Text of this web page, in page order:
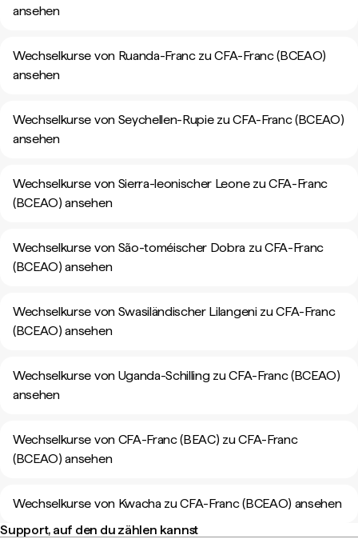
ansehen
Wechselkurse von Ruanda-Franc zu CFA-Franc (BCEAO)
ansehen
Wechselkurse von Seychellen-Rupie zu CFA-Franc (BCEAO)
ansehen
Wechselkurse von Sierra-leonischer Leone zu CFA-Franc
(BCEAO) ansehen
Wechselkurse von São-toméischer Dobra zu CFA-Franc
(BCEAO) ansehen
Wechselkurse von Swasiländischer Lilangeni zu CFA-Franc
(BCEAO) ansehen
Wechselkurse von Uganda-Schilling zu CFA-Franc (BCEAO)
ansehen
Wechselkurse von CFA-Franc (BEAC) zu CFA-Franc
(BCEAO) ansehen
Wechselkurse von Kwacha zu CFA-Franc (BCEAO) ansehen
Support, auf den du zählen kannst